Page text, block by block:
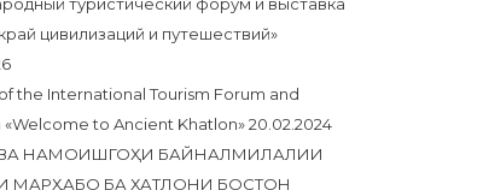
цивилизаций и путешествий»
the International Tourism Forum and
«Welcome to Ancient Khatlon»20.02.2024
НАМОИШГОҲИ БАЙНАЛМИЛАЛИИ
МАРҲАБО БА ХАТЛОНИ БОСТОН